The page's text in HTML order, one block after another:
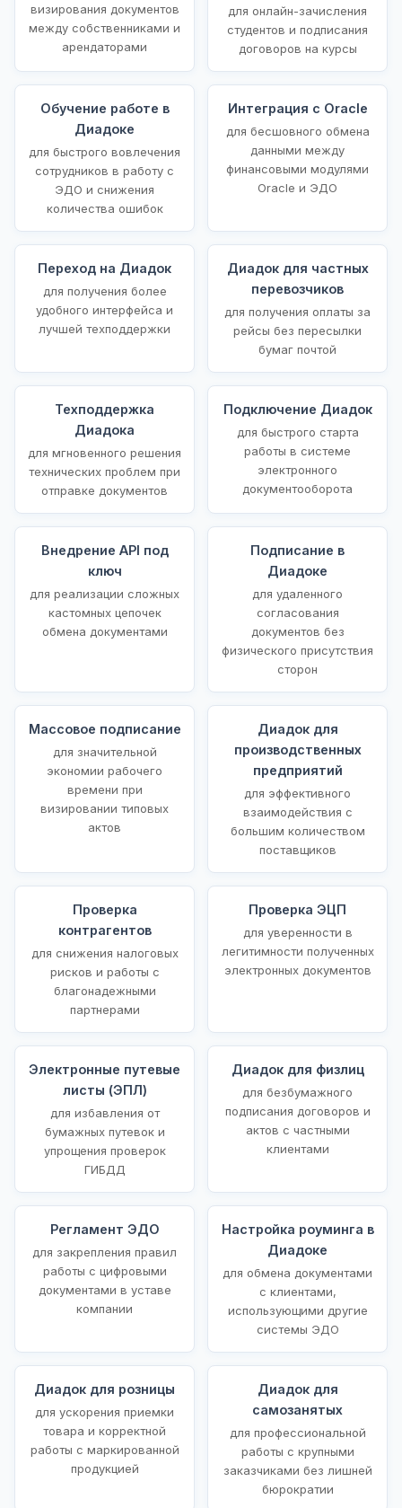
визирования документов
между собственниками и
арендаторами
для онлайн-зачисления
студентов и подписания
договоров на курсы
Обучение работе в
Диадоке
для быстрого вовлечения
сотрудников в работу с
ЭДО и снижения
количества ошибок
Интеграция с Oracle
для бесшовного обмена
данными между
финансовыми модулями
Oracle и ЭДО
Переход на Диадок
для получения более
удобного интерфейса и
лучшей техподдержки
Диадок для частных
перевозчиков
для получения оплаты за
рейсы без пересылки
бумаг почтой
Техподдержка
Диадока
для мгновенного решения
технических проблем при
отправке документов
Подключение Диадок
для быстрого старта
работы в системе
электронного
документооборота
Внедрение API под
ключ
для реализации сложных
кастомных цепочек
обмена документами
Подписание в
Диадоке
для удаленного
согласования
документов без
физического присутствия
сторон
Массовое подписание
для значительной
экономии рабочего
времени при
визировании типовых
актов
Диадок для
производственных
предприятий
для эффективного
взаимодействия с
большим количеством
поставщиков
Проверка
контрагентов
для снижения налоговых
рисков и работы с
благонадежными
партнерами
Проверка ЭЦП
для уверенности в
легитимности полученных
электронных документов
Электронные путевые
листы (ЭПЛ)
для избавления от
бумажных путевок и
упрощения проверок
ГИБДД
Диадок для физлиц
для безбумажного
подписания договоров и
актов с частными
клиентами
Регламент ЭДО
для закрепления правил
работы с цифровыми
документами в уставе
компании
Настройка роуминга в
Диадоке
для обмена документами
с клиентами,
использующими другие
системы ЭДО
Диадок для розницы
для ускорения приемки
товара и корректной
работы с маркированной
продукцией
Диадок для
самозанятых
для профессиональной
работы с крупными
заказчиками без лишней
бюрократии